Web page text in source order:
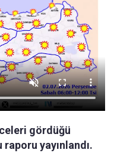
gördüğü
yayınlandı.